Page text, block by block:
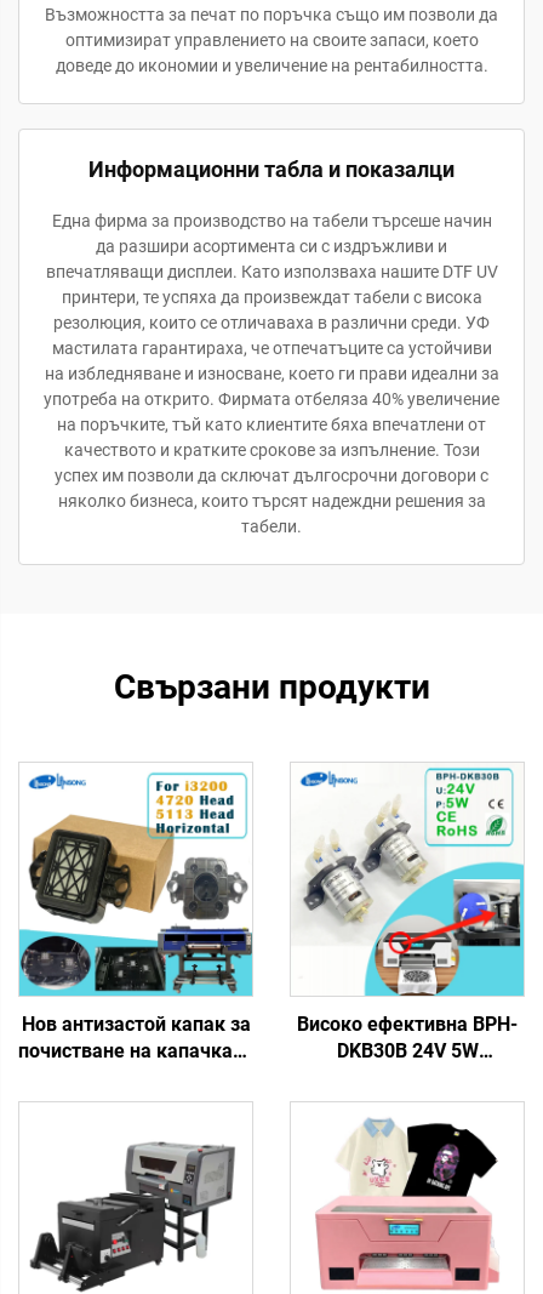
Възможността за печат по поръчка също им позволи да
оптимизират управлението на своите запаси, което
доведе до икономии и увеличение на рентабилността.
Информационни табла и показалци
Една фирма за производство на табели търсеше начин
да разшири асортимента си с издръжливи и
впечатляващи дисплеи. Като използваха нашите DTF UV
принтери, те успяха да произвеждат табели с висока
резолюция, които се отличаваха в различни среди. УФ
мастилата гарантираха, че отпечатъците са устойчиви
на избледняване и износване, което ги прави идеални за
употреба на открито. Фирмата отбеляза 40% увеличение
на поръчките, тъй като клиентите бяха впечатлени от
качеството и кратките срокове за изпълнение. Този
успех им позволи да сключат дългосрочни договори с
няколко бизнеса, които търсят надеждни решения за
табели.
Свързани продукти
Нов антизастой капак за
почистване на капачката
печатащ механизъм,
принтери с водно
базирани, UV/еко-
разтворими DTF мастила
Високо ефективна BPH-
DKB30B 24V 5W
циркулация, съвместима
с DTF принтер, бяла
мастилена помпа за
циркулация за DTF
принтер